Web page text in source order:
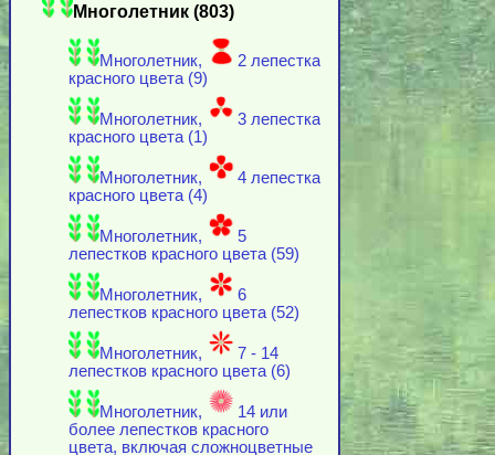
Многолетник (803)
Многолетник,
2 лепестка
красного цвета (9)
Многолетник,
3 лепестка
красного цвета (1)
Многолетник,
4 лепестка
красного цвета (4)
Многолетник,
5
лепестков красного цвета (59)
Многолетник,
6
лепестков красного цвета (52)
Многолетник,
7 - 14
лепестков красного цвета (6)
Многолетник,
14 или
более лепестков красного
цвета, включая cложноцветные